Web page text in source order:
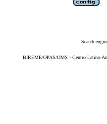
Search
BIREME/OPAS/OMS - Centro Latino-